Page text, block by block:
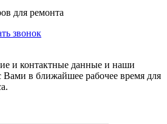
для ремонта
звонок
и контактные данные и наши
Вами в ближайшее рабочее время для